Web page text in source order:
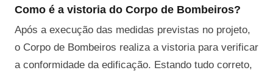
Como é a vistoria do Corpo de Bombeiros?
Após a execução das medidas previstas no projeto,
o Corpo de Bombeiros realiza a vistoria para verificar
a conformidade da edificação. Estando tudo correto,